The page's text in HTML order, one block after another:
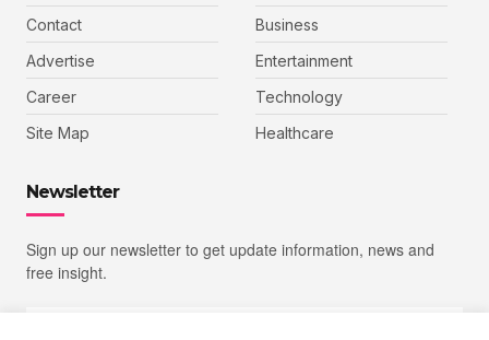
Contact
Advertise
Career
Site Map
Business
Entertainment
Technology
Healthcare
Newsletter
Sign up our newsletter to get update information, news and
free insight.